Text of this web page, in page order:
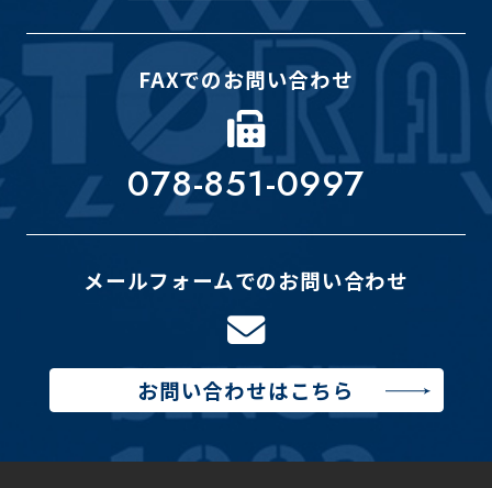
FAXでのお問い合わせ
078-851-0997
メールフォームでのお問い合わせ
お問い合わせはこちら